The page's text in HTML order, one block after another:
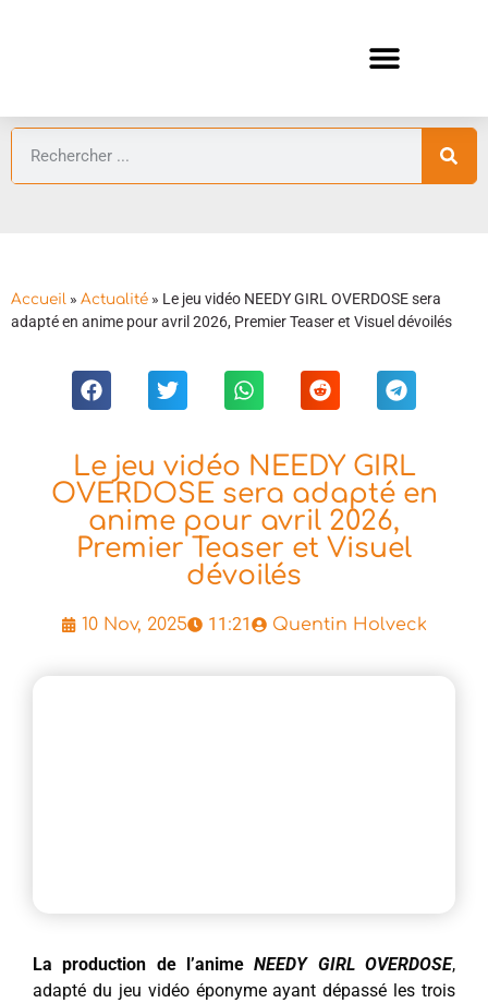
Accueil » Actualité » Le jeu vidéo NEEDY GIRL OVERDOSE sera
adapté en anime pour avril 2026, Premier Teaser et Visuel dévoilés
Le jeu vidéo NEEDY GIRL
OVERDOSE sera adapté en
anime pour avril 2026,
Premier Teaser et Visuel
dévoilés
10 Nov, 2025 11:21 Quentin Holveck
La production de l’animeNEEDY GIRL OVERDOSE,
adapté du jeu vidéo éponyme ayant dépassé les trois